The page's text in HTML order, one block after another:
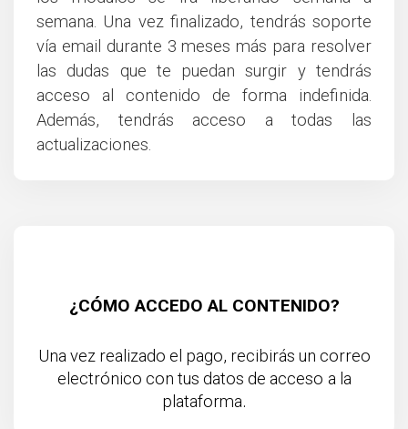
semana. Una vez finalizado, tendrás soporte
vía email durante 3 meses más para resolver
las dudas que te puedan surgir y tendrás
acceso al contenido de forma indefinida.
Además, tendrás acceso a todas las
actualizaciones.
¿CÓMO ACCEDO AL CONTENIDO?
Una vez realizado el pago, recibirás un correo
electrónico con tus datos de acceso a la
plataforma.